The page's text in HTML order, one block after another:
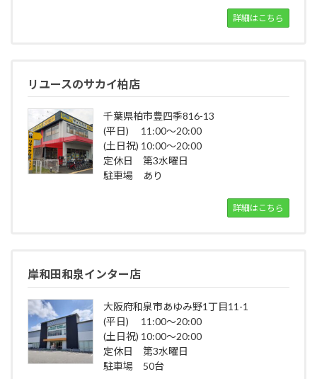
詳細はこちら
リユースのサカイ柏店
千葉県柏市豊四季816-13
(平日) 11:00～20:00
(土日祝) 10:00～20:00
定休日 第3水曜日
駐車場 あり
詳細はこちら
岸和田和泉インター店
大阪府和泉市あゆみ野1丁目11-1
(平日) 11:00～20:00
(土日祝) 10:00～20:00
定休日 第3水曜日
駐車場 50台